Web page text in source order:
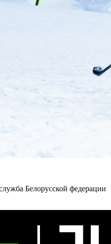
Белорусской федерации